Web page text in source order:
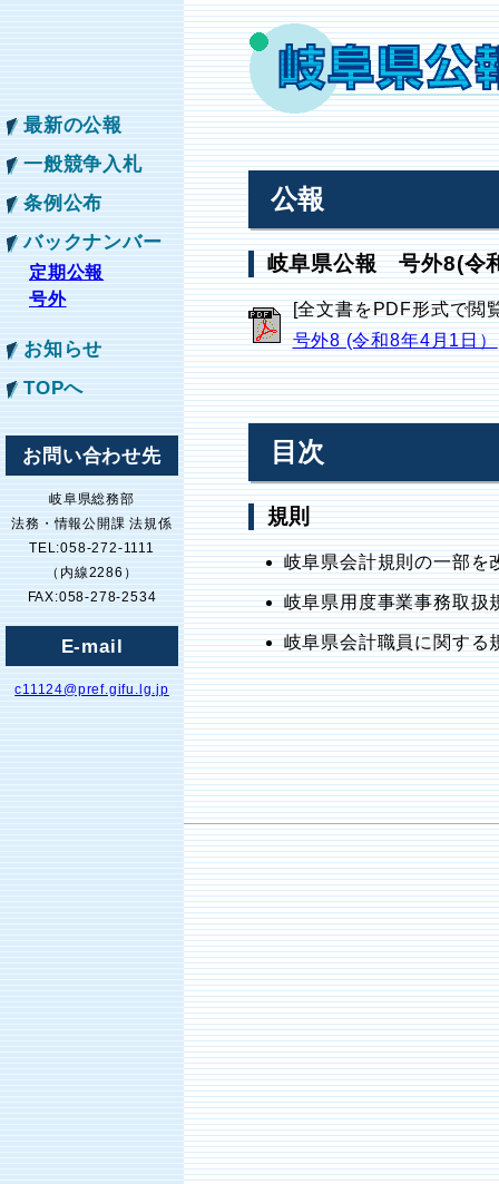
最新の公報
一般競争入札
条例公布
バックナンバー
定期公報
号外
お知らせ
TOPへ
お問い合わせ先
岐阜県総務部
法務・情報公開課 法規係
TEL:058-272-1111
（内線2286）
FAX:058-278-2534
E-mail
c11124@pref.gifu.lg.jp
公報
岐阜県公報 号外8(令
[全文書をPDF形式で閲
号外8 (令和8年4月1日）
目次
規則
岐阜県会計規則の一部
岐阜県用度事業事務取
岐阜県会計職員に関す